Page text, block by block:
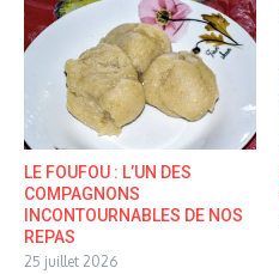
LE FOUFOU : L’UN DES
COMPAGNONS
INCONTOURNABLES DE NOS
REPAS
25 juillet 2026